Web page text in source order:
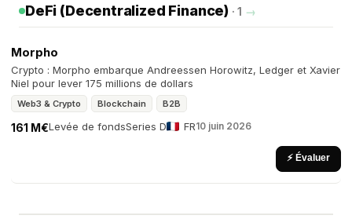
DeFi (Decentralized Finance) · 1 →
Morpho
Crypto : Morpho embarque Andreessen Horowitz, Ledger et Xavier
Niel pour lever 175 millions de dollars
Web3 & Crypto Blockchain B2B
Levée de fonds
161 M€ Series D FR10 juin 2026
⚡ Évaluer